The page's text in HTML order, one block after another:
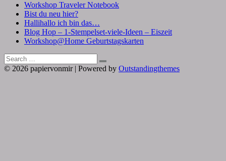
Workshop Traveler Notebook
Bist du neu hier?
Hallihallo ich bin das…
Blog Hop – 1-Stempelset-viele-Ideen – Eiszeit
Workshop@Home Geburtstagskarten
Search
for:
Search
© 2026 papiervonmir | Powered by Outstandingthemes